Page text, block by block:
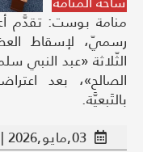
منامة بوست: تقدَّم
رسميّ، لإسقاط
الثّلاثة «عبد النبي
الصالح»، بعد
بالتَبعيَّة.
03,مايو,2026 |